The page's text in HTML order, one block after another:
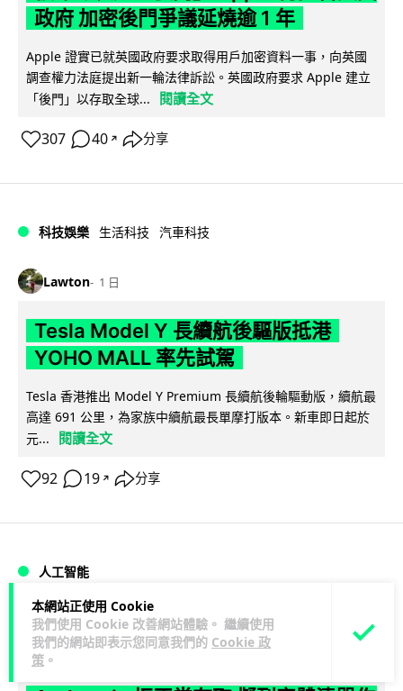
本網站正使用 Cookie
我們使用 Cookie 改善網站體驗。 繼續使用
我們的網站即表示您同意我們的 Cookie 政
策 。
政府 加密後門爭議延燒逾 1 年
Apple 證實已就英國政府要求取得用戶加密資料一事，向英國
調查權力法庭提出新一輪法律訴訟。英國政府要求 Apple 建立
「後門」以存取全球...
閱讀全文
307 40 ↗ 分享
科技娛樂 生活科技 汽車科技
Lawton 1 日
Tesla Model Y 長續航後驅版抵港
YOHO MALL 率先試駕
Tesla 香港推出 Model Y Premium 長續航後輪驅動版，續航最
高達 691 公里，為家族中續航最長單摩打版本。新車即日起於
元...
閱讀全文
92 19 ↗ 分享
人工智能
Vin 1 日
據報中國憂美國 AI 變武器 不滿